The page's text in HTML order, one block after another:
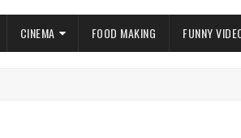
CINEMA FOOD MAKING FUNNY